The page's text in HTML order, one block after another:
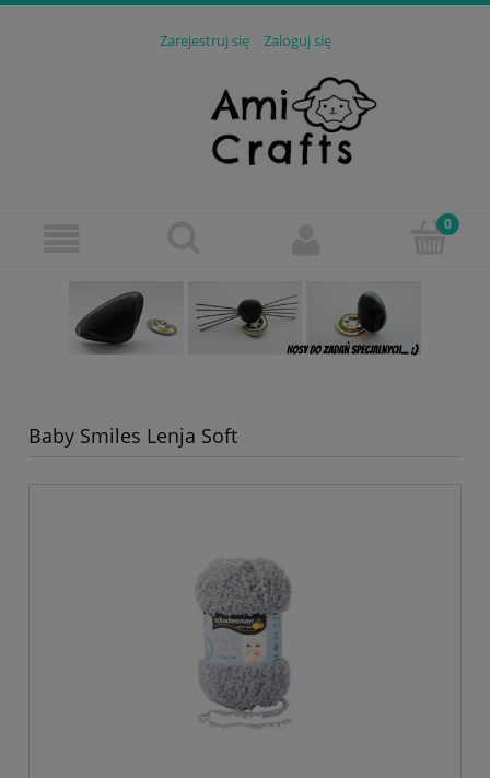
Zarejestruj się Zaloguj się
Baby Smiles Lenja Soft